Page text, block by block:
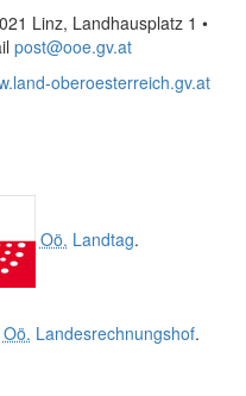
Linz, Landhausplatz 1 •
post@ooe.gv.at
oberoesterreich.gv.at
Oö. Landtag.
Oö. Landesrechnungshof.